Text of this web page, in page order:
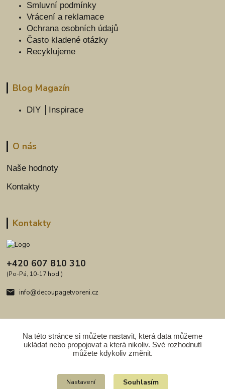
Smluvní podmínky
Vrácení a reklamace
Ochrana osobních údajů
Často kladené otázky
Recyklujeme
Blog Magazín
DIY │Inspirace
O nás
Naše hodnoty
Kontakty
Kontakty
+420 607 810 310
(Po-Pá, 10-17 hod.)
info@decoupagetvoreni.cz
Upravit sběr cookies.
Copyright 2009 - 2026. Obsah serveru je chráněn autorským právem.
Na této stránce si můžete nastavit, která data můžeme
ukládat nebo propojovat a která nikoliv. Své rozhodnutí
můžete kdykoliv změnit.
Nastavení Souhlasím